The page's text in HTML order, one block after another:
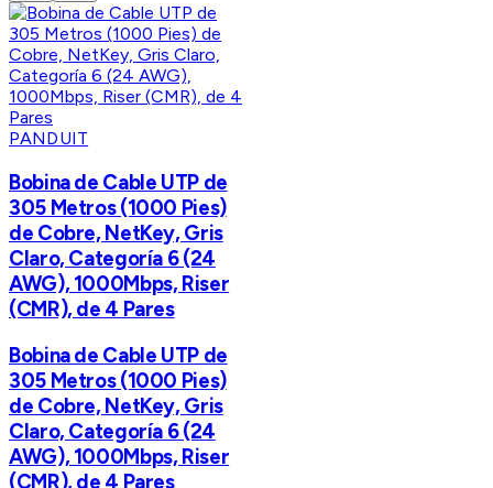
PANDUIT
Bobina de Cable UTP de
305 Metros (1000 Pies)
de Cobre, NetKey, Gris
Claro, Categoría 6 (24
AWG), 1000Mbps, Riser
(CMR), de 4 Pares
Bobina de Cable UTP de
305 Metros (1000 Pies)
de Cobre, NetKey, Gris
Claro, Categoría 6 (24
AWG), 1000Mbps, Riser
(CMR), de 4 Pares